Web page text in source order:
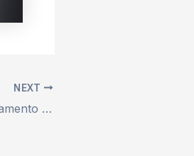
NEXT
CREF9/PR realiza Planejamento Estratégico com conselheiros, delegados e colaboradores